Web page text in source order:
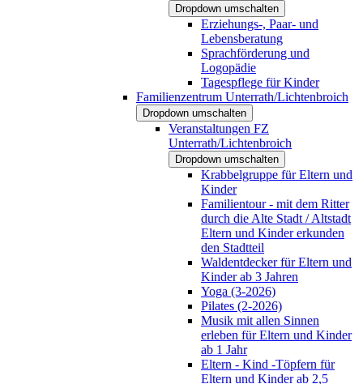
Dropdown umschalten
Erziehungs-, Paar- und
Lebensberatung
Sprachförderung und
Logopädie
Tagespflege für Kinder
Familienzentrum Unterrath/Lichtenbroich
Dropdown umschalten
Veranstaltungen FZ
Unterrath/Lichtenbroich
Dropdown umschalten
Krabbelgruppe für Eltern und
Kinder
Familientour - mit dem Ritter
durch die Alte Stadt / Altstadt
Eltern und Kinder erkunden
den Stadtteil
Waldentdecker für Eltern und
Kinder ab 3 Jahren
Yoga (3-2026)
Pilates (2-2026)
Musik mit allen Sinnen
erleben für Eltern und Kinder
ab 1 Jahr
Eltern - Kind -Töpfern für
Eltern und Kinder ab 2,5